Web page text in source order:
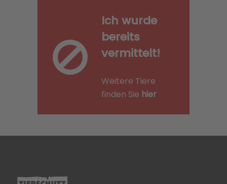
Ich wurde
bereits
vermittelt!
Weitere Tiere
finden Sie hier